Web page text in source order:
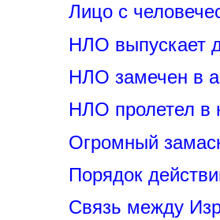
Лицо с
НЛО выпускает
НЛО замечен в
НЛО пролетел в
Огромный
Порядок
Связь между